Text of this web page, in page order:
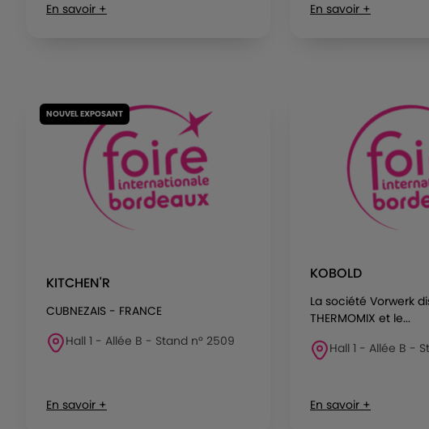
En savoir +
En savoir +
NOUVEL EXPOSANT
KITCHEN'R
CUBNEZAIS - FRANCE
Hall 1 - Allée B - Stand n° 2509
En savoir +
KOBOLD
La société Vorwerk
THERMOMIX et le...
Hall 1 - Allée B -
En savoir +